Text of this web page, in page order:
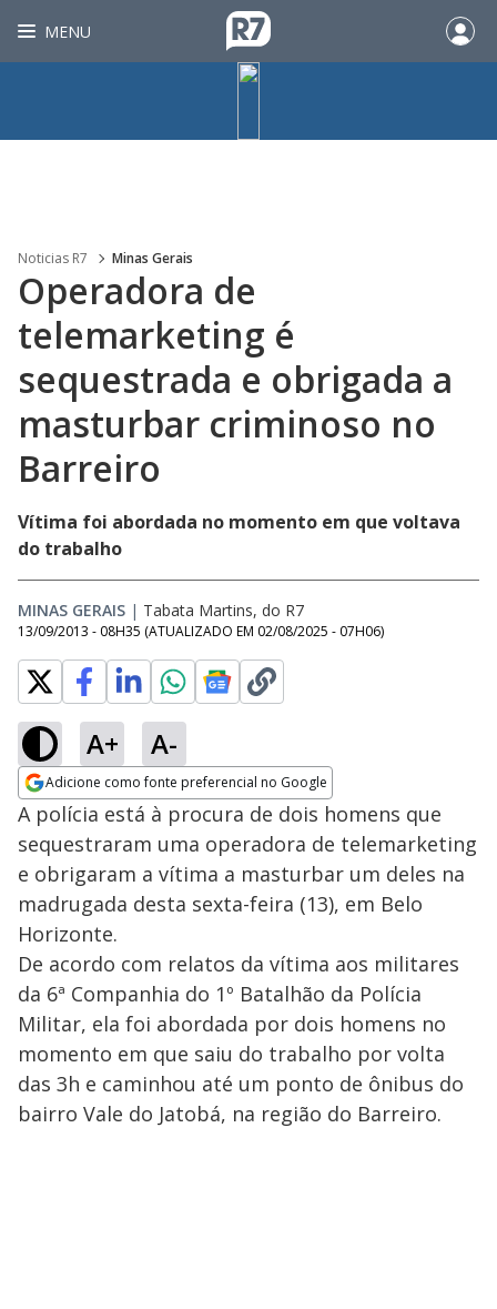
MENU
Noticias R7 Minas Gerais
Operadora de
telemarketing é
sequestrada e obrigada a
masturbar criminoso no
Barreiro
Vítima foi abordada no momento em que voltava
do trabalho
MINAS GERAIS | Tabata Martins, do R7
13/09/2013 - 08H35 (ATUALIZADO EM 02/08/2025 - 07H06)
A+ A-
Adicione como fonte preferencial no Google
Opens in new window
A polícia está à procura de dois homens que
sequestraram uma operadora de telemarketing
e obrigaram a vítima a masturbar um deles na
madrugada desta sexta-feira (13), em Belo
Horizonte.
De acordo com relatos da vítima aos militares
da 6ª Companhia do 1º Batalhão da Polícia
Militar, ela foi abordada por dois homens no
momento em que saiu do trabalho por volta
das 3h e caminhou até um ponto de ônibus do
bairro Vale do Jatobá, na região do Barreiro.